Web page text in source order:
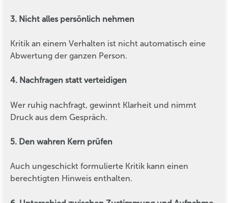
3. Nicht alles persönlich nehmen
Kritik an einem Verhalten ist nicht automatisch eine
Abwertung der ganzen Person.
4. Nachfragen statt verteidigen
Wer ruhig nachfragt, gewinnt Klarheit und nimmt
Druck aus dem Gespräch.
5. Den wahren Kern prüfen
Auch ungeschickt formulierte Kritik kann einen
berechtigten Hinweis enthalten.